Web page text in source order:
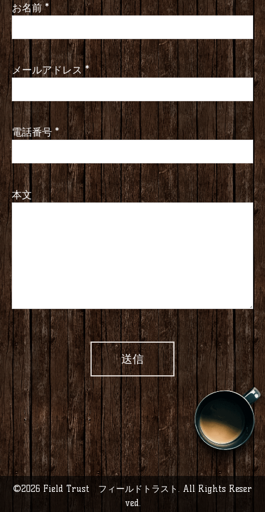
お名前 *
メールアドレス *
電話番号 *
本文
©2026 Field Trust フィールドトラスト. All Rights Reser
ved.